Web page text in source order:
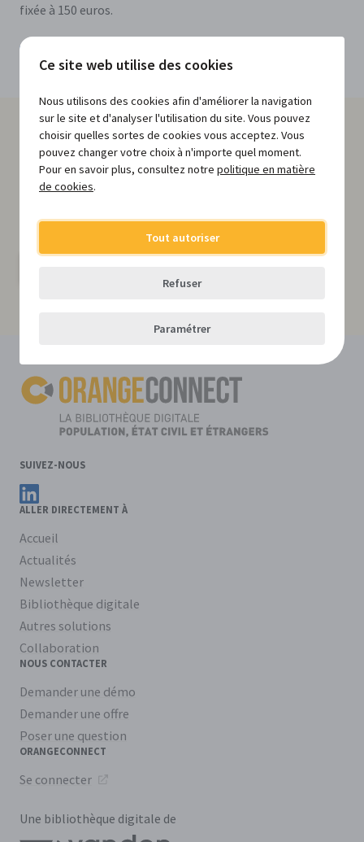
Ce site web utilise des cookies
Nous utilisons des cookies afin d'améliorer la navigation
sur le site et d'analyser l'utilisation du site. Vous pouvez
choisir quelles sortes de cookies vous acceptez. Vous
pouvez changer votre choix à n'importe quel moment.
Pour en savoir plus, consultez notre politique en matière
de cookies.
Tout autoriser
Refuser
Paramétrer
fixée à 150 euros.
Partager cette actualité sur LinkedIn
Toutes nos actualités dansvotre boîte mail?
Inscrivez-vous gratuitement à notre newsletter et restez
réglementations, des formations à ne pas manquer, etc.
SUIVEZ-NOUS
Suivez OrangeConnect sur LinkedIn
ALLER DIRECTEMENT À
Accueil
Actualités
Newsletter
Bibliothèque digitale
Autres solutions
Collaboration
NOUS CONTACTER
Demander une démo
Demander une offre
Poser une question
ORANGECONNECT
Se connecter
Une bibliothèque digitale de